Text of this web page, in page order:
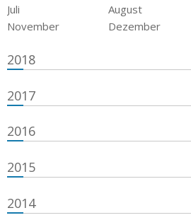
Juli
August
November
Dezember
2018
2017
2016
2015
2014